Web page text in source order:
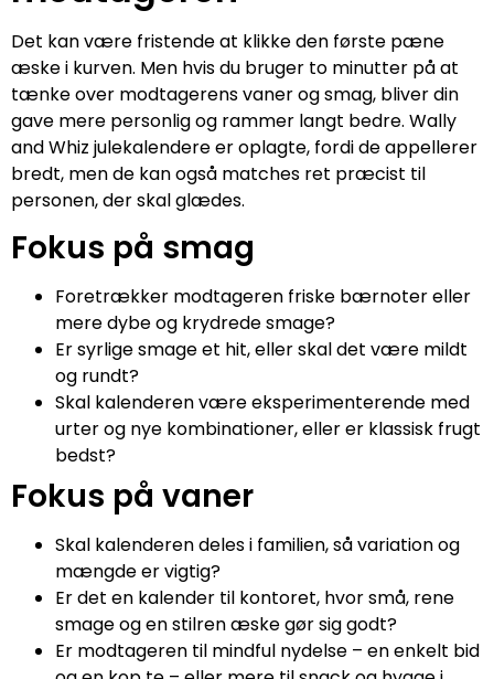
Det kan være fristende at klikke den første pæne
æske i kurven. Men hvis du bruger to minutter på at
tænke over modtagerens vaner og smag, bliver din
gave mere personlig og rammer langt bedre. Wally
and Whiz julekalendere er oplagte, fordi de appellerer
bredt, men de kan også matches ret præcist til
personen, der skal glædes.
Fokus på smag
Foretrækker modtageren friske bærnoter eller
mere dybe og krydrede smage?
Er syrlige smage et hit, eller skal det være mildt
og rundt?
Skal kalenderen være eksperimenterende med
urter og nye kombinationer, eller er klassisk frugt
bedst?
Fokus på vaner
Skal kalenderen deles i familien, så variation og
mængde er vigtig?
Er det en kalender til kontoret, hvor små, rene
smage og en stilren æske gør sig godt?
Er modtageren til mindful nydelse – en enkelt bid